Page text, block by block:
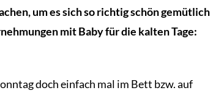
um es sich so richtig schön gemütlich
mit Baby für die kalten Tage:
doch einfach mal im Bett bzw. auf